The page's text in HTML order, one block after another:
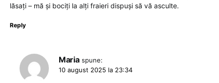
lăsați – mă și bociți la alți fraieri dispuși să vă asculte.
Reply
Maria spune:
10 august 2025 la 23:34